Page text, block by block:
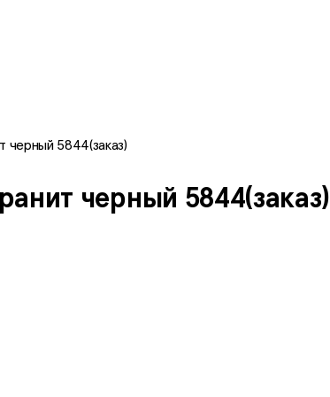
черный 5844(заказ)
черный 5844(заказ)